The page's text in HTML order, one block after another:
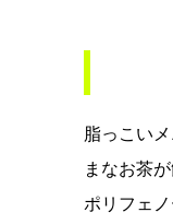
脂っこい
まなお茶
ポリフェ